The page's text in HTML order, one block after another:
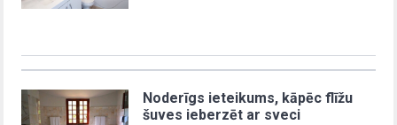
Noderīgs ieteikums, kāpēc flīžu
šuves ieberzēt ar sveci